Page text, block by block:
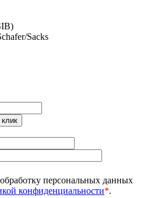
Sacks
персональных данных
конфиденциальности*.